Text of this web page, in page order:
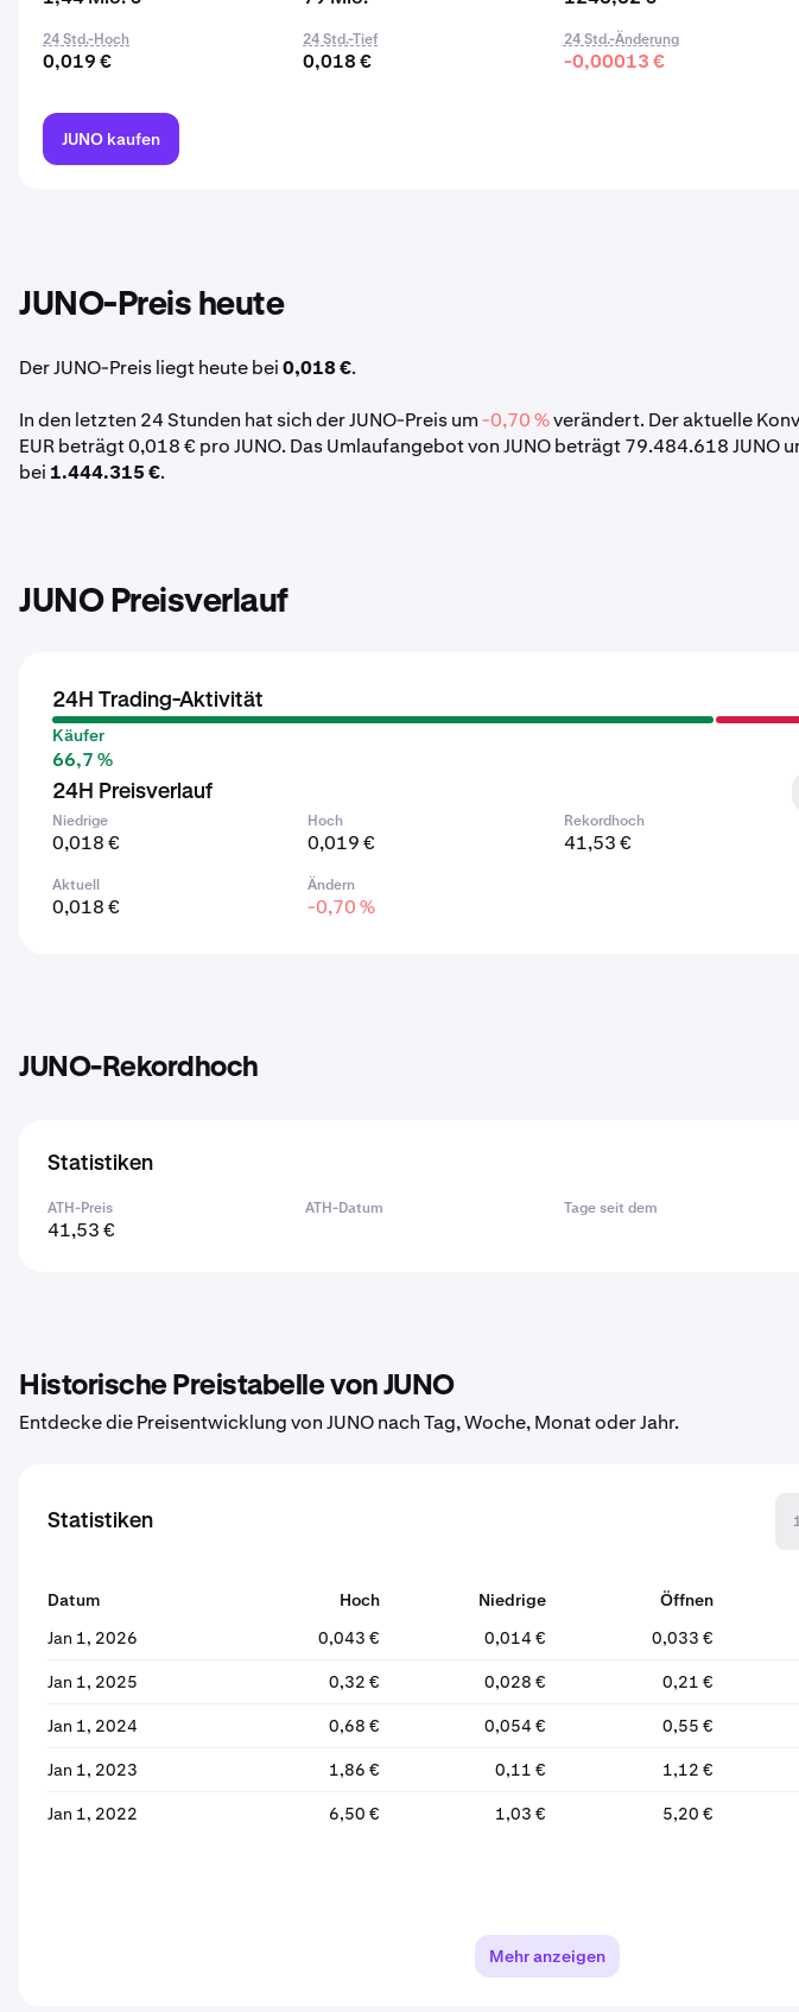
24 Std.-Hoch
0,019 €
24 Std.-Tief
0,018 €
24 Std.-Änderung
-0,00013 €
JUNO kaufen
JUNO-Preis heute
Der JUNO-Preis liegt heute bei0,018 €.
In den letzten 24 Stunden hat sich der JUNO-Preis um-0,70 %verändert. Der aktuelle
EUR beträgt 0,018 € pro JUNO. Das Umlaufangebot von JUNO beträgt 79.484.618 JUNO
bei 1.444.315 €.
JUNO Preisverlauf
24H Trading-Aktivität
Käufer
66,7 %
24H Preisverlauf
Niedrige
0,018 €
Hoch
0,019 €
Rekordhoch
41,53 €
Aktuell
0,018 €
Ändern
-0,70 %
JUNO-Rekordhoch
Statistiken
ATH-Preis
41,53 €
ATH-Datum Tage seit dem
Historische Preistabelle von JUNO
Entdecke die Preisentwicklung von JUNO nach Tag, Woche, Monat oder Jahr.
Statistiken
Datum Hoch Niedrige Öffnen
Jan 1, 2026
0,043 € 0,014 € 0,033 €
Jan 1, 2025 0,32 € 0,028 € 0,21 €
Jan 1, 2024 0,68 € 0,054 € 0,55 €
Jan 1, 2023 1,86 € 0,11 € 1,12 €
Jan 1, 2022 6,50 € 1,03 € 5,20 €
Mehr anzeigen